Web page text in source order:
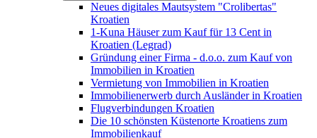
Neues digitales Mautsystem "Crolibertas"
Kroatien
1-Kuna Häuser zum Kauf für 13 Cent in
Kroatien (Legrad)
Gründung einer Firma - d.o.o. zum Kauf von
Immobilien in Kroatien
Vermietung von Immobilien in Kroatien
Immobilienerwerb durch Ausländer in Kroatien
Flugverbindungen Kroatien
Die 10 schönsten Küstenorte Kroatiens zum
Immobilienkauf